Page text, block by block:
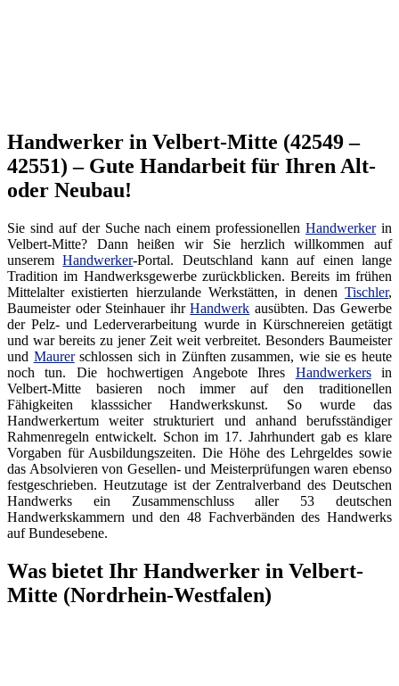
Handwerker in Velbert-Mitte (42549 –
42551) – Gute Handarbeit für Ihren Alt-
oder Neubau!
Sie sind auf der Suche nach einem professionellenHandwerkerin
Velbert-Mitte? Dann heißen wir Sie herzlich willkommen auf
unseremHandwerker-Portal. Deutschland kann auf einen lange
Tradition im Handwerksgewerbe zurückblicken. Bereits im frühen
Mittelalter existierten hierzulande Werkstätten, in denen Tischler,
Baumeister oder Steinhauer ihrHandwerk ausübten. Das Gewerbe
der Pelz- und Lederverarbeitung wurde in Kürschnereien getätigt
und war bereits zu jener Zeit weit verbreitet. Besonders Baumeister
und Maurerschlossen sich in Zünften zusammen, wie sie es heute
noch tun. Die hochwertigen Angebote Ihres Handwerkersin
Velbert-Mitte basieren noch immer auf den traditionellen
Fähigkeiten klasssicher Handwerkskunst. So wurde das
Handwerkertum weiter strukturiert und anhand berufsständiger
Rahmenregeln entwickelt. Schon im 17. Jahrhundert gab es klare
Vorgaben für Ausbildungszeiten. Die Höhe des Lehrgeldes sowie
das Absolvieren von Gesellen- und Meisterprüfungen waren ebenso
festgeschrieben. Heutzutage ist der Zentralverband des Deutschen
Handwerks ein Zusammenschluss aller 53 deutschen
Handwerkskammern und den 48 Fachverbänden des Handwerks
auf Bundesebene.
Was bietet Ihr Handwerker in Velbert-
Mitte (Nordrhein-Westfalen)